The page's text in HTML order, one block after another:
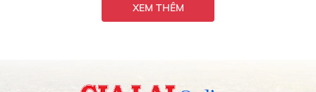
XEM THÊM